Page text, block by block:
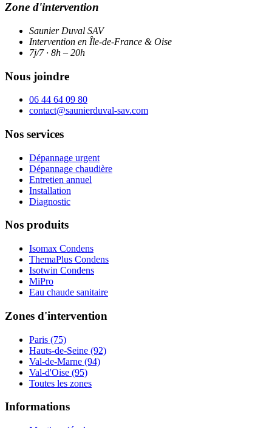
Zone d'intervention
Saunier Duval SAV
Intervention en Île-de-France & Oise
7j/7 · 8h – 20h
Nous joindre
06 44 64 09 80
contact@saunierduval-sav.com
Nos services
Dépannage urgent
Dépannage chaudière
Entretien annuel
Installation
Diagnostic
Nos produits
Isomax Condens
ThemaPlus Condens
Isotwin Condens
MiPro
Eau chaude sanitaire
Zones d'intervention
Paris (75)
Hauts-de-Seine (92)
Val-de-Marne (94)
Val-d'Oise (95)
Toutes les zones
Informations